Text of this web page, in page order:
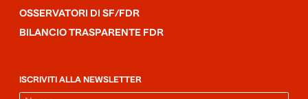
OSSERVATORI DI SF/FDR
BILANCIO TRASPARENTE FDR
ISCRIVITI ALLA NEWSLETTER